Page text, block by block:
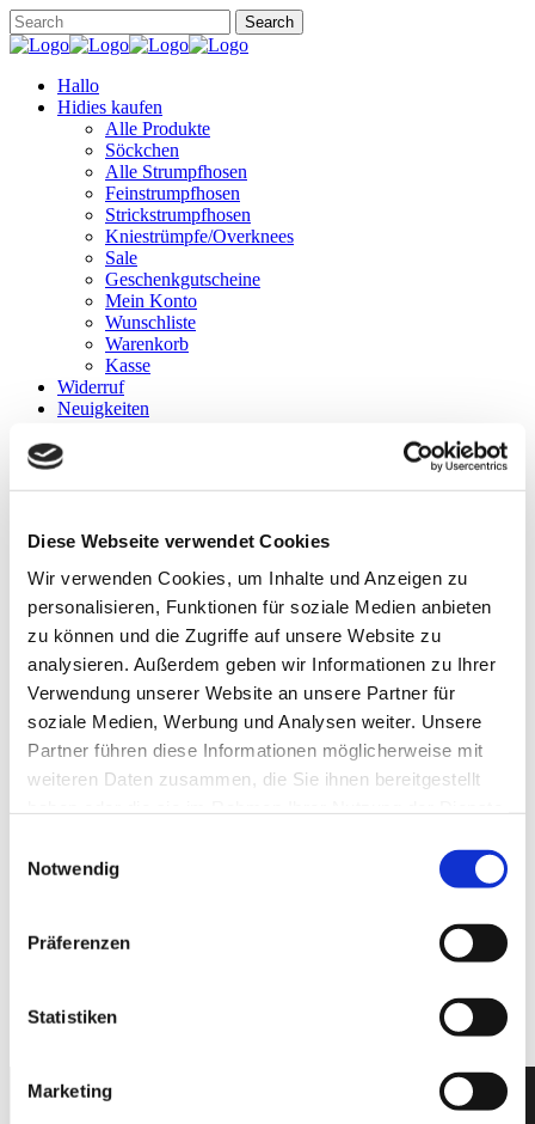
Diese Webseite verwendet Cookies
Wir verwenden Cookies, um Inhalte und Anzeigen zu
personalisieren, Funktionen für soziale Medien anbieten
zu können und die Zugriffe auf unsere Website zu
analysieren. Außerdem geben wir Informationen zu Ihrer
Verwendung unserer Website an unsere Partner für
soziale Medien, Werbung und Analysen weiter. Unsere
Partner führen diese Informationen möglicherweise mit
weiteren Daten zusammen, die Sie ihnen bereitgestellt
Notwendig
Präferenzen
Statistiken
Marketing
Hallo
Hidies kaufen
Alle Produkte
Söckchen
Alle Strumpfhosen
Feinstrumpfhosen
Strickstrumpfhosen
Kniestrümpfe/Overknees
Sale
Geschenkgutscheine
Mein Konto
Wunschliste
Warenkorb
Kasse
Widerruf
Neuigkeiten
Wissen
Strumpfhosen
Hallo
Hidies kaufen
Alle Produkte
Söckchen
Alle Strumpfhosen
Feinstrumpfhosen
Strickstrumpfhosen
Kniestrümpfe/Overknees
Sale
Geschenkgutscheine
Wunschliste
Kasse
Widerruf
Wissen
Welche Strumpfhosengröße